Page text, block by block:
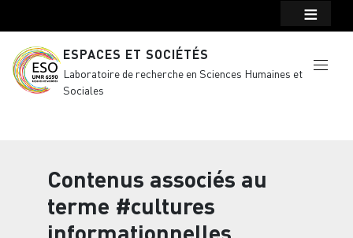
ESPACES ET SOCIÉTÉS
Laboratoire de recherche en Sciences Humaines et
Sociales
Contenus associés au
terme #cultures
informationnelles